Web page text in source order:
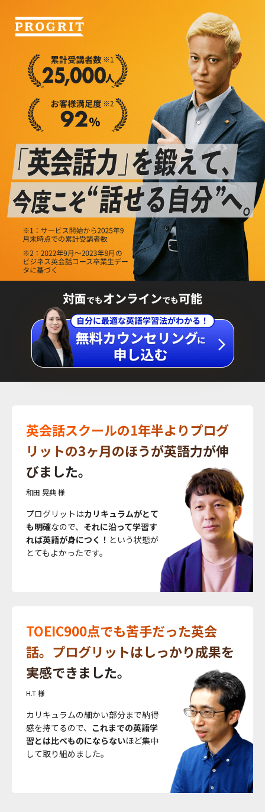
対面でもオンラインでも可能
英会話スクールの1年半よりプログ
リットの3ヶ月のほうが英語力が伸
びました。
和田 晃典 様
プログリットはカリキュラムがとて
も明確なので、 それに沿って学習す
れば英語が身につく！ という状態が
とてもよかったです。
TOEIC900点でも苦手だった英会
話。プログリットはしっかり成果を
実感できました。
H.T 様
カリキュラムの細かい部分まで納得
感を持てるので、 これまでの英語学
習とは比べものにならないほど集中
して取り組めました。